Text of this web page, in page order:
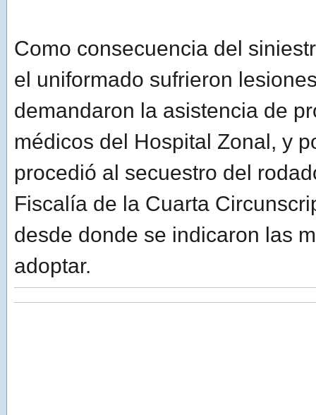
Como consecuencia del
el uniformado sufrieron
demandaron la asistencia de
médicos del Hospital Zonal, y
procedió al secuestro del
Fiscalía de la Cuarta
desde donde se indicaron las
adoptar.